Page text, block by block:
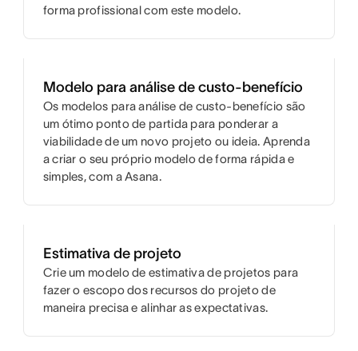
forma profissional com este modelo.
Modelo para análise de custo-benefício
Os modelos para análise de custo-benefício são
um ótimo ponto de partida para ponderar a
viabilidade de um novo projeto ou ideia. Aprenda
a criar o seu próprio modelo de forma rápida e
simples, com a Asana.
Estimativa de projeto
Crie um modelo de estimativa de projetos para
fazer o escopo dos recursos do projeto de
maneira precisa e alinhar as expectativas.